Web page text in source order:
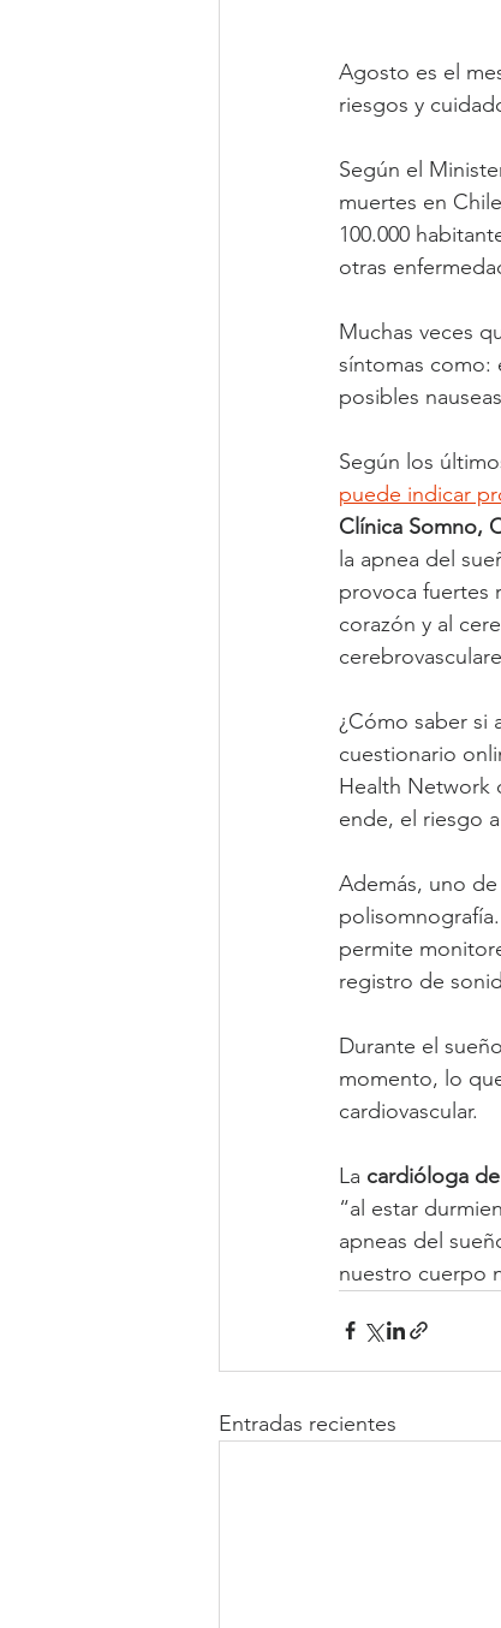
Agosto es el
riesgos y
Según el
muertes en
100.000
otras
Muchas veces
síntomas como:
posibles
Según los
puede indicar
Clínica Somno,
la apnea del
provoca fuertes
corazón y al
¿Cómo saber si
cuestionario
Health Network
ende, el riesgo
Además, uno
permite
registro de
Durante el
momento, lo
cardiovascular.
La cardióloga
“al estar
apneas del
nuestro cuerpo
Entradas recientes